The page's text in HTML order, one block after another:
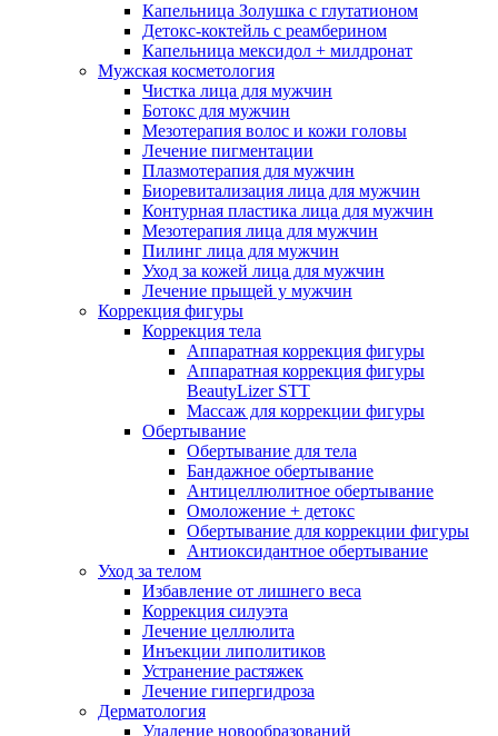
Капельница Золушка с глутатионом
Детокс-коктейль с реамберином
Капельница мексидол + милдронат
Мужская косметология
Чистка лица для мужчин
Ботокс для мужчин
Мезотерапия волос и кожи головы
Лечение пигментации
Плазмотерапия для мужчин
Биоревитализация лица для мужчин
Контурная пластика лица для мужчин
Мезотерапия лица для мужчин
Пилинг лица для мужчин
Уход за кожей лица для мужчин
Лечение прыщей у мужчин
Коррекция фигуры
Коррекция тела
Аппаратная коррекция фигуры
Аппаратная коррекция фигуры
BeautyLizer STT
Массаж для коррекции фигуры
Обертывание
Обертывание для тела
Бандажное обертывание
Антицеллюлитное обертывание
Омоложение + детокс
Обертывание для коррекции фигуры
Антиоксидантное обертывание
Уход за телом
Избавление от лишнего веса
Коррекция силуэта
Лечение целлюлита
Инъекции липолитиков
Устранение растяжек
Лечение гипергидроза
Дерматология
Удаление новообразований